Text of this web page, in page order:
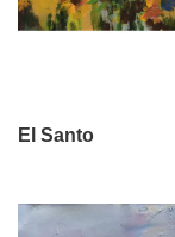
El Santo